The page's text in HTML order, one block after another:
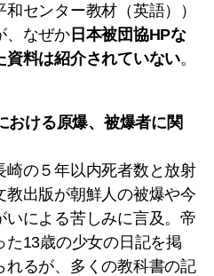
センター教材（英語））
、なぜか日本被団協HPな
資料は紹介されていない。
おける原爆、被爆者に関
の５年以内死者数と放射
出版が朝鮮人の被爆や今
いによる苦しみに言及。帝
た13歳の少女の日記を掲
れるが、多くの教科書の記